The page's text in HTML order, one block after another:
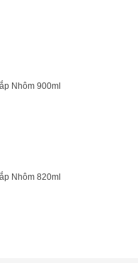
Nhôm 900ml
Nhôm 820ml